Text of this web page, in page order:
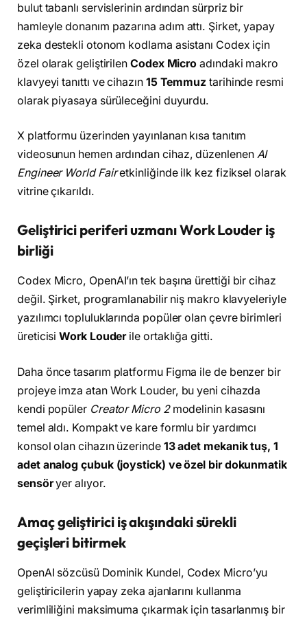
bulut tabanlı servislerinin ardından sürpriz bir
hamleyle donanım pazarına adım attı. Şirket, yapay
zeka destekli otonom kodlama asistanı Codex için
özel olarak geliştirilenCodex Micro adındaki makro
klavyeyi tanıttı ve cihazın 15 Temmuz tarihinde resmi
olarak piyasaya sürüleceğini duyurdu.
X platformu üzerinden yayınlanan kısa tanıtım
videosunun hemen ardından cihaz, düzenlenen AI
Engineer World Fairetkinliğinde ilk kez fiziksel olarak
vitrine çıkarıldı.
Geliştirici periferi uzmanı Work Louder iş
birliği
Codex Micro, OpenAI’ın tek başına ürettiği bir cihaz
değil. Şirket, programlanabilir niş makro klavyeleriyle
yazılımcı topluluklarında popüler olan çevre birimleri
üreticisiWork Louderile ortaklığa gitti.
Daha önce tasarım platformu Figma ile de benzer bir
projeye imza atan Work Louder, bu yeni cihazda
kendi popüler Creator Micro 2modelinin kasasını
temel aldı. Kompakt ve kare formlu bir yardımcı
konsol olan cihazın üzerinde 13 adet mekanik tuş, 1
adet analog çubuk (joystick) ve özel bir dokunmatik
sensöryer alıyor.
Amaç geliştirici iş akışındaki sürekli
geçişleri bitirmek
OpenAI sözcüsü Dominik Kundel, Codex Micro’yu
geliştiricilerin yapay zeka ajanlarını kullanma
verimliliğini maksimuma çıkarmak için tasarlanmış bir